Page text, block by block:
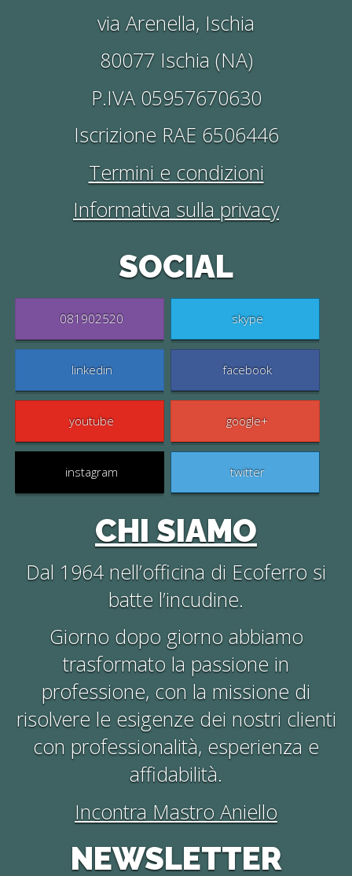
via Arenella, Ischia
80077 Ischia (NA)
P.IVA 05957670630
Iscrizione RAE 6506446
Termini e condizioni
Informativa sulla privacy
SOCIAL
081902520 skype
linkedin facebook
youtube google+
instagram twitter
CHI SIAMO
Dal 1964 nell’officina di Ecoferro si
batte l’incudine.
Giorno dopo giorno abbiamo
trasformato la passione in
professione, con la missione di
risolvere le esigenze dei nostri clienti
con professionalità, esperienza e
affidabilità.
Incontra Mastro Aniello
NEWSLETTER